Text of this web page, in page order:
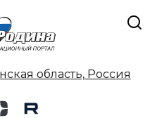
область, Россия